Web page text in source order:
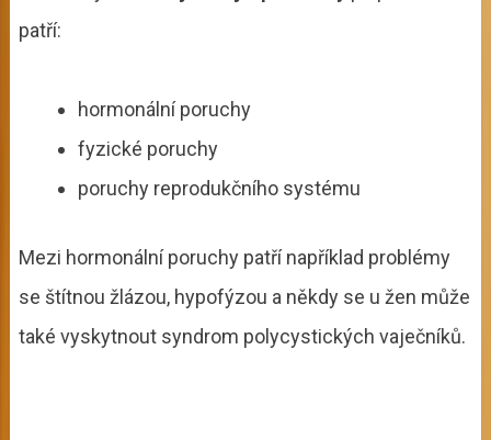
patří:
hormonální poruchy
fyzické poruchy
poruchy reprodukčního systému
Mezi hormonální poruchy patří například problémy
se štítnou žlázou, hypofýzou a někdy se u žen může
také vyskytnout syndrom polycystických vaječníků.